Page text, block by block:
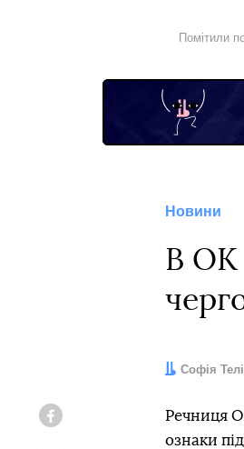
Помітили
Новини
В ОК
Автор:
Софія
Речниця
ознаки